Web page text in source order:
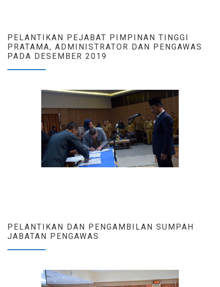
PELANTIKAN PEJABAT PIMPINAN TINGGI
PRATAMA, ADMINISTRATOR DAN PENGAWAS
PADA DESEMBER 2019
PELANTIKAN DAN PENGAMBILAN SUMPAH
JABATAN PENGAWAS